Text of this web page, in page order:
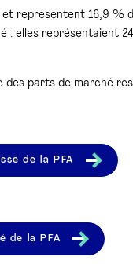
représentent 16,9 %
: elles représentaient
des parts de marché
de la PFA
de la PFA